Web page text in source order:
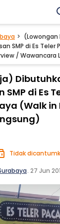
(Lowongan
SMP di Es Teler
/ Wawancara
SMP di Es
(Walk
Tidak
. 27 Jun